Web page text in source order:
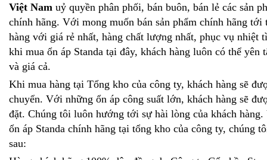
Việt Nam uỷ quyền phân phối, bán buôn, bán lẻ các sản
chính hãng. Với mong muốn bán sản phẩm chính hãng tới
hàng với giá rẻ nhất, hàng chất lượng nhất, phục vụ nhiệt
khi mua ổn áp Standa tại đây, khách hàng luôn có thể yên
và giá cả.
Khi mua hàng tại Tổng kho của công ty, khách hàng sẽ
chuyển. Với những ổn áp công suất lớn, khách hàng sẽ
đặt. Chúng tôi luôn hướng tới sự hài lòng của khách
ổn áp Standa chính hãng tại tổng kho của công ty, chúng
sau: